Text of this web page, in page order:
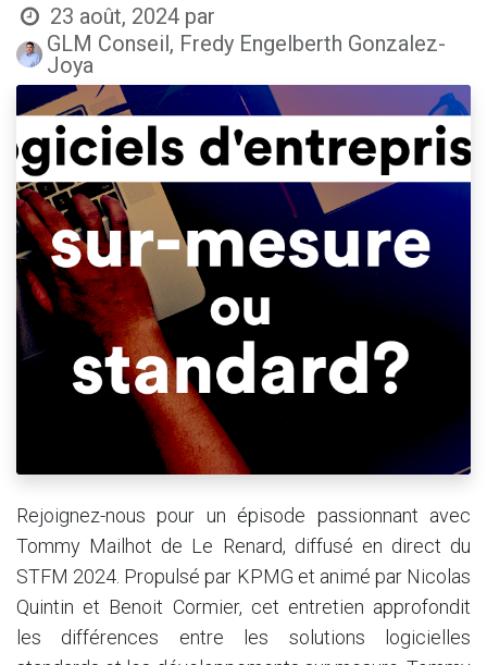
23 août, 2024 par
GLM Conseil, Fredy Engelberth Gonzalez-
Joya
Rejoignez-nous pour un épisode passionnant avec
Tommy Mailhot de Le Renard, diffusé en direct du
STFM 2024. Propulsé par KPMG et animé par Nicolas
Quintin et Benoit Cormier, cet entretien approfondit
les différences entre les solutions logicielles